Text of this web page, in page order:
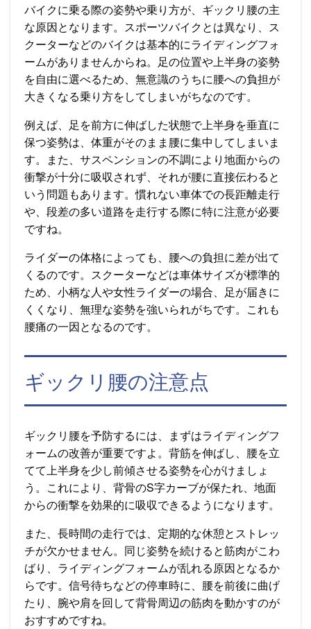
バイクに乗る際の姿勢や乗り方が、ギックリ腰の主
な原因となります。スポーツバイクとは異なり、ス
クーターなどのバイクは基本的にライディングフォ
ームがありませんからね。足の位置や上半身の姿勢
を自由に選べるため、無意識のうちに腰への負担が
大きくなる乗り方をしてしまいがちなのです。
例えば、足を前方に伸ばした状態で上半身を垂直に
保つ姿勢は、体重がそのまま腰に集中してしまいま
す。また、サスペンションの不調により地面からの
衝撃が十分に吸収されず、それが腰に直接伝わると
いう問題もあります。慣れない車体での長距離走行
や、段差の多い道路を走行する際に特に注意が必要
ですね。
ライダーの体格によっても、腰への負担に差が出て
くるのです。スクーターなどは車体サイズが標準的
ため、小柄な人や女性ライダーの場合、足が届きに
くくなり、無理な姿勢を強いられがちです。これも
腰痛の一因となるのです。
ギックリ腰の注意点
ギックリ腰を予防するには、まずはライディングフ
ォームの改善が重要ですよ。背筋を伸ばし、腰を立
てて上半身を少し前傾させる姿勢を心がけましょ
う。これにより、背骨のS字カーブが保たれ、地面
からの衝撃を効果的に吸収できるようになります。
また、長時間の走行では、定期的な休憩とストレッ
チが欠かせません。同じ姿勢を続けると筋肉がこわ
ばり、ライディングフォームが乱れる原因となるか
らです。信号待ちなどの停車時に、腰を前後に曲げ
たり、腕や肩を回して背骨周辺の筋肉を動かすのが
おすすめですね。